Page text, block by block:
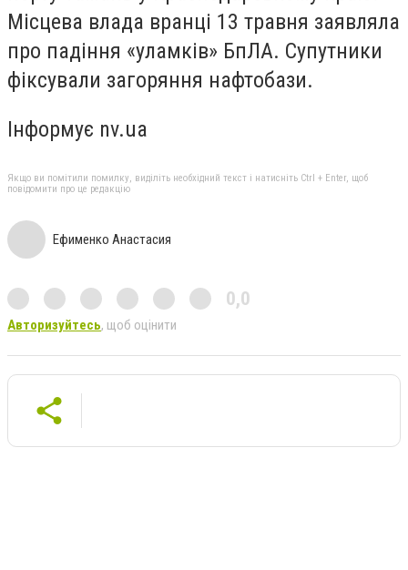
Місцева влада вранці 13 травня заявляла
про падіння «уламків» БпЛА. Супутники
фіксували загоряння нафтобази.
Інформує nv.ua
Якщо ви помітили помилку, виділіть необхідний текст і натисніть Ctrl + Enter, щоб
повідомити про це редакцію
Ефименко Анастасия
0,0
Авторизуйтесь, щоб оцінити